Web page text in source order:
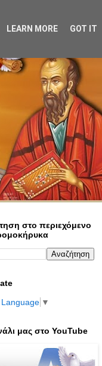
στο περιεχόμενο
▼
μας στο ΥοuTube
LEARN MORE GOT IT